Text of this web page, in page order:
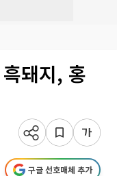
돼지, 홍
구글 선호매체 추가